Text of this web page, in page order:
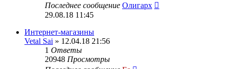
Последнее сообщение Олигарх
29.08.18 11:45
Интернет-магазины
Vetal Sai » 12.04.18 21:56
1 Ответы
20948 Просмотры